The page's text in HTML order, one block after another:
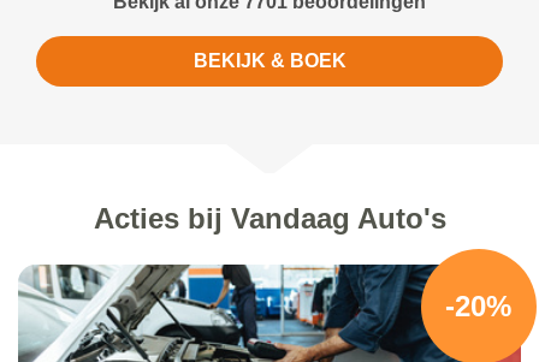
BEKIJK & BOEK
Acties bij Vandaag Auto's
-20%